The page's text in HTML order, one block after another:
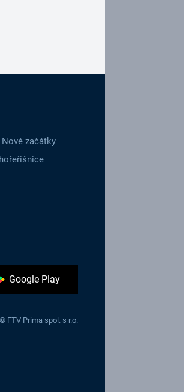
Nové začátky
Google Play
© FTV Prima spol. s r.o.